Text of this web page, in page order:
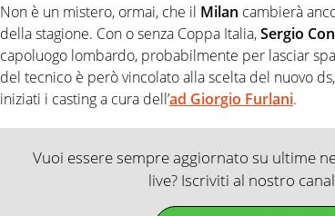
Non è un mistero, ormai, che il Milan cambierà
della stagione. Con o senza Coppa Italia,Sergio
capoluogo lombardo, probabilmente per lasciar
del tecnico è però vincolato alla scelta del nuovo
iniziati i casting a cura dell’ad Giorgio Furlani.
Vuoi essere sempre aggiornato su ultime
live? Iscriviti al nostro